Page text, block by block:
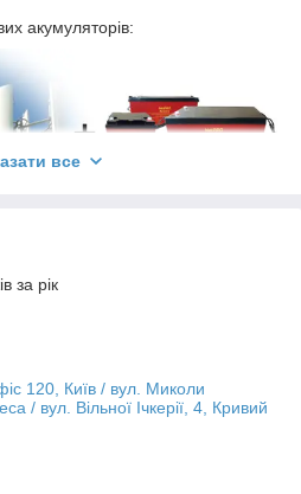
акумуляторів:
все
за рік
120, Київ / вул. Миколи
/ вул. Вільної Ічкерії, 4, Кривий